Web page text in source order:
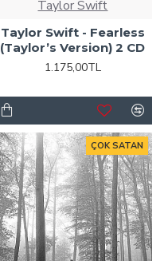
Taylor Swift
Taylor Swift - Fearless
(Taylor’s Version) 2 CD
1.175,00TL
ÇOK SATAN